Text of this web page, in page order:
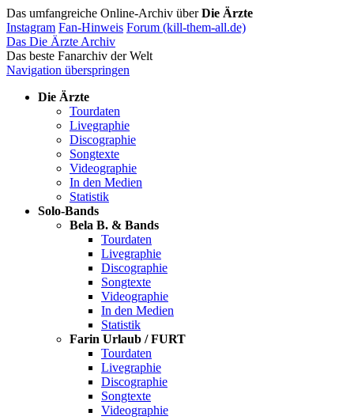
Das umfangreiche Online-Archiv überDie Ärzte
Instagram Fan-Hinweis Forum (kill-them-all.de)
Das Die Ärzte Archiv
Das beste Fanarchiv der Welt
Navigation überspringen
Die Ärzte
Tourdaten
Livegraphie
Discographie
Songtexte
Videographie
In den Medien
Statistik
Solo-Bands
Bela B. & Bands
Tourdaten
Livegraphie
Discographie
Songtexte
Videographie
In den Medien
Statistik
Farin Urlaub / FURT
Tourdaten
Livegraphie
Discographie
Songtexte
Videographie